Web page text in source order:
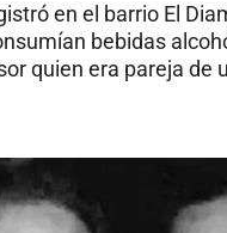
en el barrio El
bebidas
quien era pareja de